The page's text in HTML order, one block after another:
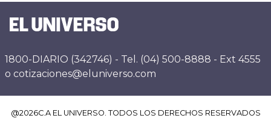
1800-DIARIO (342746) - Tel. (04) 500-8888 - Ext 4555
o cotizaciones@eluniverso.com
@2026C.A EL UNIVERSO. TODOS LOS DERECHOS RESERVADOS